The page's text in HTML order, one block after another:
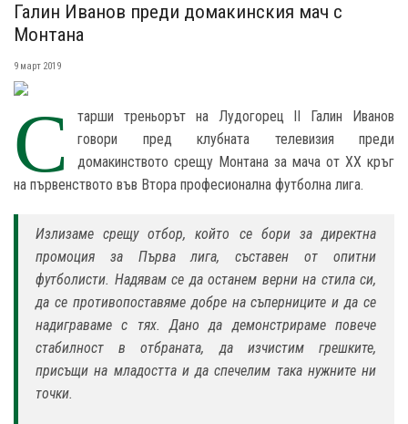
Галин Иванов преди домакинския мач с
Монтана
9 март 2019
С
тарши треньорът на Лудогорец II Галин Иванов
говори пред клубната телевизия преди
домакинството срещу Монтана за мача от XX кръг
на първенството във Втора професионална футболна лига.
Излизаме срещу отбор, който се бори за директна
промоция за Първа лига, съставен от опитни
футболисти. Надявам се да останем верни на стила си,
да се противопоставяме добре на съперниците и да се
надиграваме с тях. Дано да демонстрираме повече
стабилност в отбраната, да изчистим грешките,
присъщи на младостта и да спечелим така нужните ни
точки.